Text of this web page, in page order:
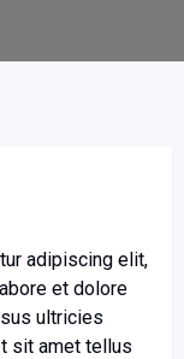
adipiscing elit,
et dolore
ultricies
sit amet tellus